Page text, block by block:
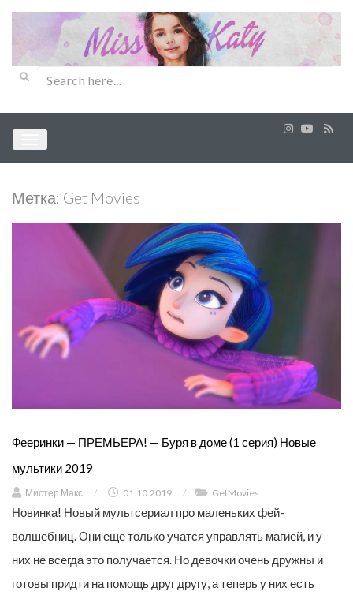
Метка: Get Movies
Фееринки — ПРЕМЬЕРА! — Буря в доме (1 серия) Новые
мультики 2019
Мистер Макс / 01.10.2019 / GetMovies
Новинка! Новый мультсериал про маленьких фей-
волшебниц. Они еще только учатся управлять магией, и у
них не всегда это получается. Но девочки очень дружны и
готовы придти на помощь друг другу, а теперь у них есть